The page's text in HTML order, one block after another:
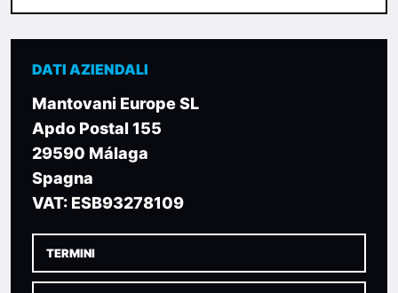
DATI AZIENDALI
Mantovani Europe SL
Apdo Postal 155
29590 Málaga
Spagna
VAT: ESB93278109
TERMINI